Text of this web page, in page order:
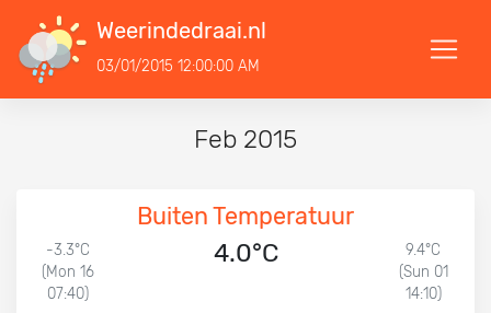
Weerindedraai.nl
03/01/2015 12:00:00 AM
Feb 2015
Buiten Temperatuur
-3.3°C
(Mon 16
07:40)
4.0°C
9.4°C
(Sun 01
14:10)